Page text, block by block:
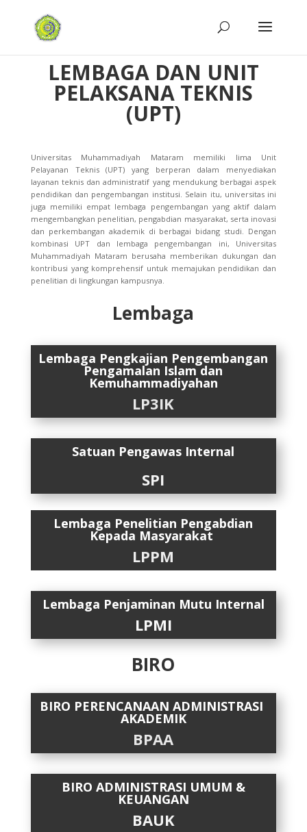
LEMBAGA DAN UNIT
PELAKSANA TEKNIS
(UPT)
Universitas Muhammadiyah Mataram memiliki lima Unit
Pelayanan Teknis (UPT) yang berperan dalam menyediakan
layanan teknis dan administratif yang mendukung berbagai aspek
pendidikan dan pengembangan institusi. Selain itu, universitas ini
juga memiliki empat lembaga pengembangan yang aktif dalam
mengembangkan penelitian, pengabdian masyarakat, serta inovasi
dan perkembangan akademik di berbagai bidang studi. Dengan
kombinasi UPT dan lembaga pengembangan ini, Universitas
Muhammadiyah Mataram berusaha memberikan dukungan dan
kontribusi yang komprehensif untuk memajukan pendidikan dan
penelitian di lingkungan kampusnya.
Lembaga
Lembaga Pengkajian Pengembangan
Pengamalan Islam dan
Kemuhammadiyahan
LP3IK
Satuan Pengawas Internal
SPI
Lembaga Penelitian Pengabdian
Kepada Masyarakat
LPPM
Lembaga Penjaminan Mutu Internal
LPMI
BIRO
BIRO PERENCANAAN ADMINISTRASI
AKADEMIK
BPAA
BIRO ADMINISTRASI UMUM &
KEUANGAN
BAUK